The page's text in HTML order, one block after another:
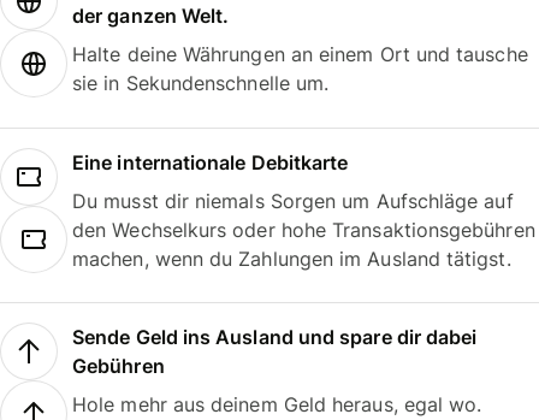
der ganzen Welt.
Halte deine Währungen an einem Ort und tausche
sie in Sekundenschnelle um.
Eine internationale Debitkarte
Du musst dir niemals Sorgen um Aufschläge auf
den Wechselkurs oder hohe Transaktionsgebühren
machen, wenn du Zahlungen im Ausland tätigst.
Sende Geld ins Ausland und spare dir dabei
Gebühren
Hole mehr aus deinem Geld heraus, egal wo.